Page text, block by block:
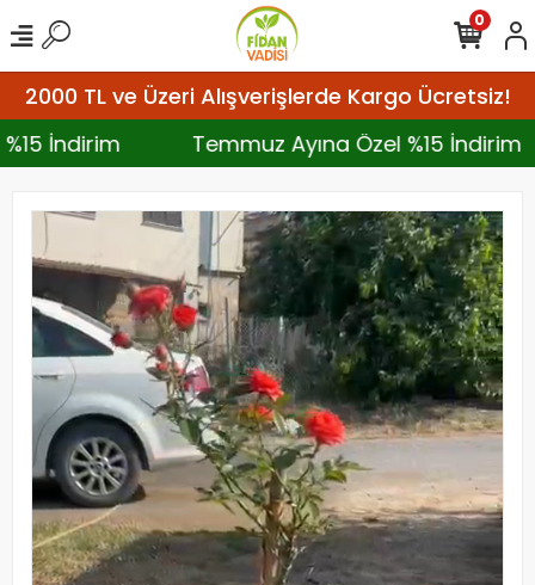
2000 TL ve Üzeri Alışverişlerde Kargo Ücretsiz!
%15 İndirim
Temmuz Ayına Özel %15
0